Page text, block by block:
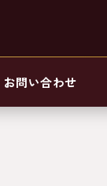
お問い合わせ